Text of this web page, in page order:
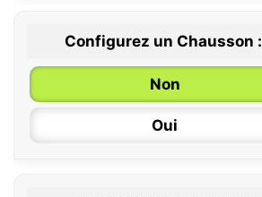
0 / 6 mois
6 / 12 mois
12 / 18 mois
Configurez un Chausson :
Non
Oui